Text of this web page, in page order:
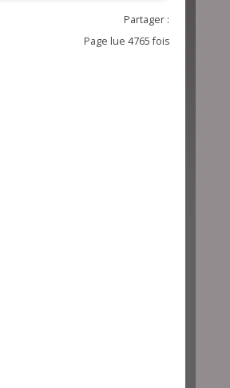
Partager :
Page lue 4765 fois